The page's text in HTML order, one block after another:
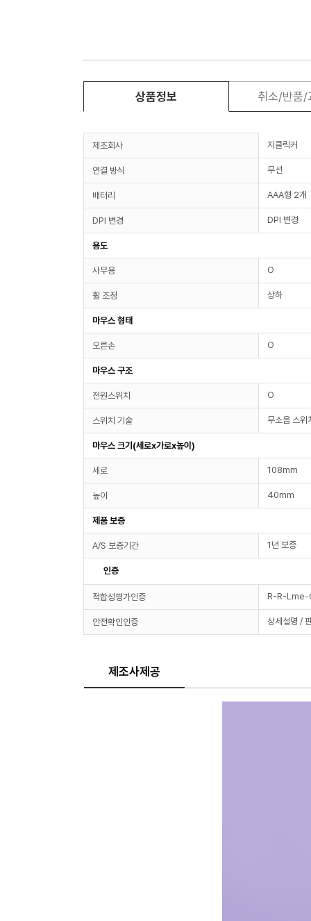
상품정보 취소/반품/
제조회사 지클릭커
연결 방식 무선
배터리 AAA형 2개
DPI 변경 DPI 변경
용도
사무용 O
휠 조정 상하
마우스 형태
오른손 O
마우스 구조
전원스위치 O
스위치 기술 무소음 스위
마우스 크기(세로x가로x높이)
세로 108mm
높이 40mm
제품 보증
A/S 보증기간 1년 보증
인증
적합성평가인증 R-R-Lme-
안전확인인증 상세설명 /
제조사제공